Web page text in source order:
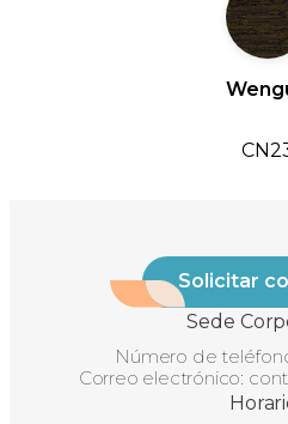
Solicitar
Sede
Número de
Correo electrónico: